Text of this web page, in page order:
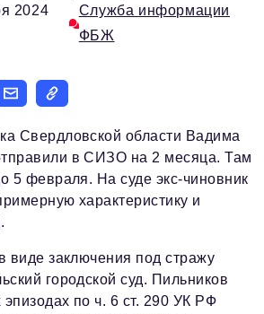
людей Свердловской области
людей — 2025
+7 495 727-01-67
редакции:
2024
Служба информации
ФБЖ
Свердловской области Вадима
в СИЗО на 2 месяца. Там
5 февраля. На суде экс-чиновник
характеристику и
виде заключения под стражу
городской суд. Пильников
эпизодах по ч. 6 ст. 290 УК РФ